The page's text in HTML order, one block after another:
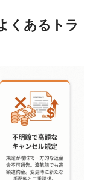
くあるトラ